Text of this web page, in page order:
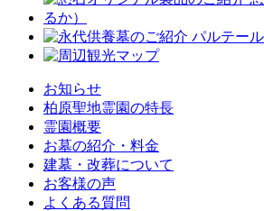
お知らせ
柏原聖地霊園の特長
霊園概要
お墓の紹介・料金
建墓・改葬について
お客様の声
よくある質問